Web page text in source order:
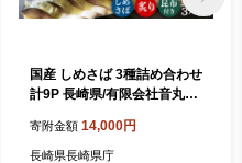
国産 しめさば 3種詰め合わせ
計9P 長崎県/有限会社音丸水
バ しめ鯖 シメサバ 〆さば 国
産 冷凍 簡単 おつまみ 人気
寄附金額 14,000円
長崎県長崎県庁